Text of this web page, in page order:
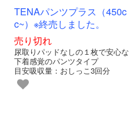
TENAパンツプラス（450c
c~）※終売しました。
売り切れ
尿取りパッドなしの１枚で安心な
下着感覚のパンツタイプ
目安吸収量：おしっこ3回分